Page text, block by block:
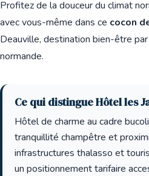
Profitez de la douceur du climat
avec vous-même dans ce cocon
Deauville, destination bien-être
normande.
Ce qui distingue Hôtel les
Hôtel de charme au cadre
tranquillité champêtre et
infrastructures thalasso et
un positionnement tarifaire